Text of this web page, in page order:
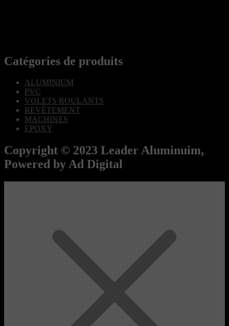
Catégories de produits
ALUMINIUM
PVC
VOLETS ROULANTS
REVÊTEMENT
MACHINES
EPOXY
Copyright © 2023 Leader Aluminuim,
Powered by Ad Digital